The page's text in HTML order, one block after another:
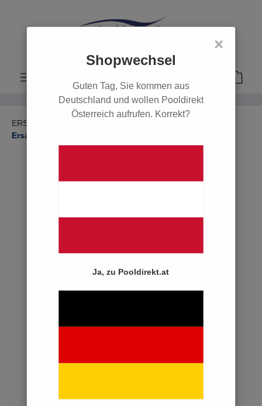
×
Shopwechsel
Guten Tag, Sie kommen aus
Deutschland und wollen Pooldirekt
Österreich aufrufen. Korrekt?
Ja, zu Pooldirekt.at
ERSATZTEILE
Ersatzteile Poolpumpen
Ersatzteile Aquatechnix
Ersatzteile Kripsol